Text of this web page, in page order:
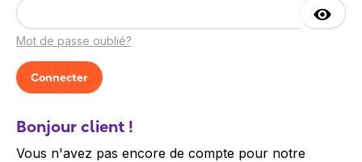
Mot de passe oublié?
Bonjour client !
Vous n'avez pas encore de compte pour notre